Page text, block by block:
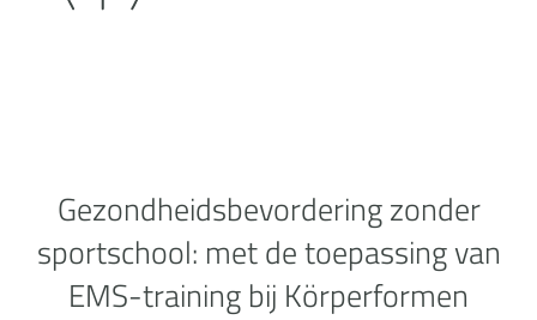
Gezondheidsbevordering zonder
sportschool: met de toepassing van
EMS-training bij Körperformen